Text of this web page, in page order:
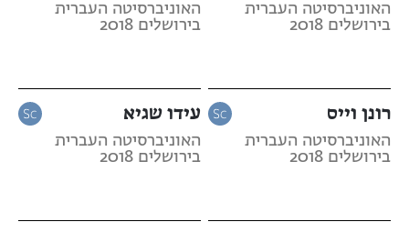
האוניברסיטה העברית
בירושלים 2018
האוניברסיטה העברית
בירושלים 2018
רונן וייס
האוניברסיטה העברית
בירושלים 2018
עידו שגיא
האוניברסיטה העברית
בירושלים 2018